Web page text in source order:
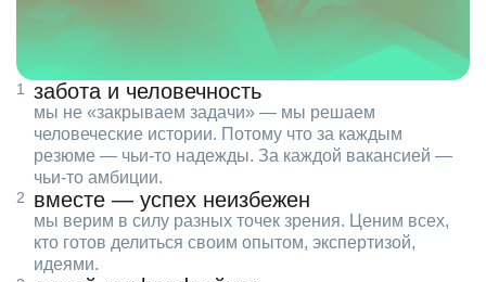
забота и человечность
мы не «закрываем задачи» — мы решаем
человеческие истории. Потому что за каждым
резюме — чьи‑то надежды. За каждой вакансией —
чьи‑то амбиции.
вместе — успех неизбежен
мы верим в силу разных точек зрения. Ценим всех,
кто готов делиться своим опытом, экспертизой,
идеями.